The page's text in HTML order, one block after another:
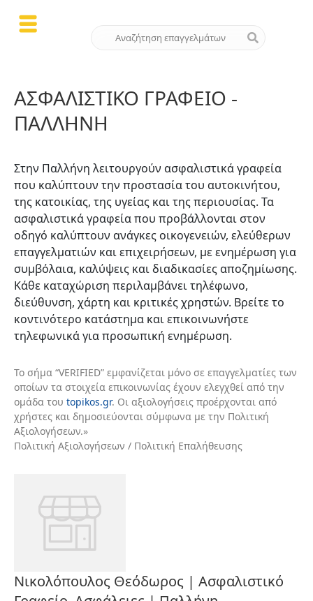
ΑΣΦΑΛΙΣΤΙΚΌ ΓΡΑΦΕΊΟ -
ΠΑΛΛΉΝΗ
Στην Παλλήνη λειτουργούν ασφαλιστικά γραφεία
που καλύπτουν την προστασία του αυτοκινήτου,
της κατοικίας, της υγείας και της περιουσίας. Τα
ασφαλιστικά γραφεία που προβάλλονται στον
οδηγό καλύπτουν ανάγκες οικογενειών, ελεύθερων
επαγγελματιών και επιχειρήσεων, με ενημέρωση για
συμβόλαια, καλύψεις και διαδικασίες αποζημίωσης.
Κάθε καταχώριση περιλαμβάνει τηλέφωνο,
διεύθυνση, χάρτη και κριτικές χρηστών. Βρείτε το
κοντινότερο κατάστημα και επικοινωνήστε
τηλεφωνικά για προσωπική ενημέρωση.
Το σήμα “VERIFIED” εμφανίζεται μόνο σε επαγγελματίες των
οποίων τα στοιχεία επικοινωνίας έχουν ελεγχθεί από την
ομάδα του topikos.gr. Οι αξιολογήσεις προέρχονται από
χρήστες και δημοσιεύονται σύμφωνα με την Πολιτική
Αξιολογήσεων.»
Πολιτική Αξιολογήσεων / Πολιτική Επαλήθευσης
Νικολόπουλος Θεόδωρος | Ασφαλιστικό